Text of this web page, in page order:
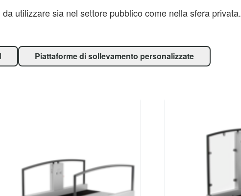
utilizzare sia nel settore pubblico come nella sfera privata.
Piattaforme di sollevamento personalizzate